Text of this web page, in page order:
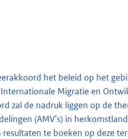
het beleid op het
Migratie en
zal de nadruk liggen op de
(AMV’s) in
te boeken op deze